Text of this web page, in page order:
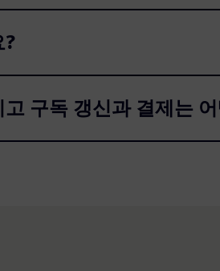
?
구독 갱신과 결제는